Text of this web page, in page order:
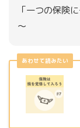
「一つの保険
～